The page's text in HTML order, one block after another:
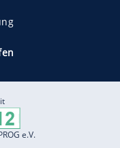
e.V.